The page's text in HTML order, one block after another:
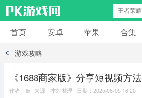
安卓应用
模拟经营 角色扮演
首页 安卓 苹果 合集
游戏攻略
《1688商家版》分享短视频方法
作者：llx 来源：本站整理 日期：2025-08-05 16:20